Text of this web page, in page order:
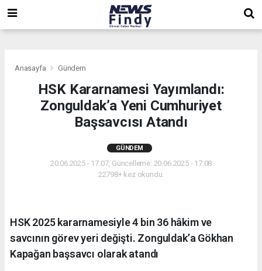
Anasayfa Gündem
HSK Kararnamesi Yayımlandı:
Zonguldak’a Yeni Cumhuriyet
Başsavcısı Atandı
GÜNDEM
20.06.2025 - 17:07, Güncelleme: 20.06.2025 - 17:08
22798+ kez okundu.
HSK 2025 kararnamesiyle 4 bin 36 hâkim ve
savcının görev yeri değişti. Zonguldak’a Gökhan
Kapağan başsavcı olarak atandı